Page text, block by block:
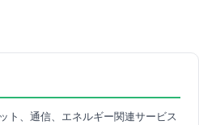
ト、通信、エネルギー関連サービス